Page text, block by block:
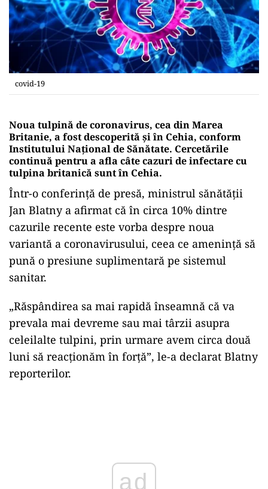
covid-19
Noua tulpină de coronavirus, cea din Marea
Britanie, a fost descoperită și în Cehia, conform
Institutului Național de Sănătate. Cercetările
continuă pentru a afla câte cazuri de infectare cu
tulpina britanică sunt în Cehia.
Într-o conferinţă de presă, ministrul sănătăţii
Jan Blatny a afirmat că în circa 10% dintre
cazurile recente este vorba despre noua
variantă a coronavirusului, ceea ce ameninţă să
pună o presiune suplimentară pe sistemul
sanitar.
„Răspândirea sa mai rapidă înseamnă că va
prevala mai devreme sau mai târzii asupra
celeilalte tulpini, prin urmare avem circa două
luni să reacţionăm în forţă”, le-a declarat Blatny
reporterilor.